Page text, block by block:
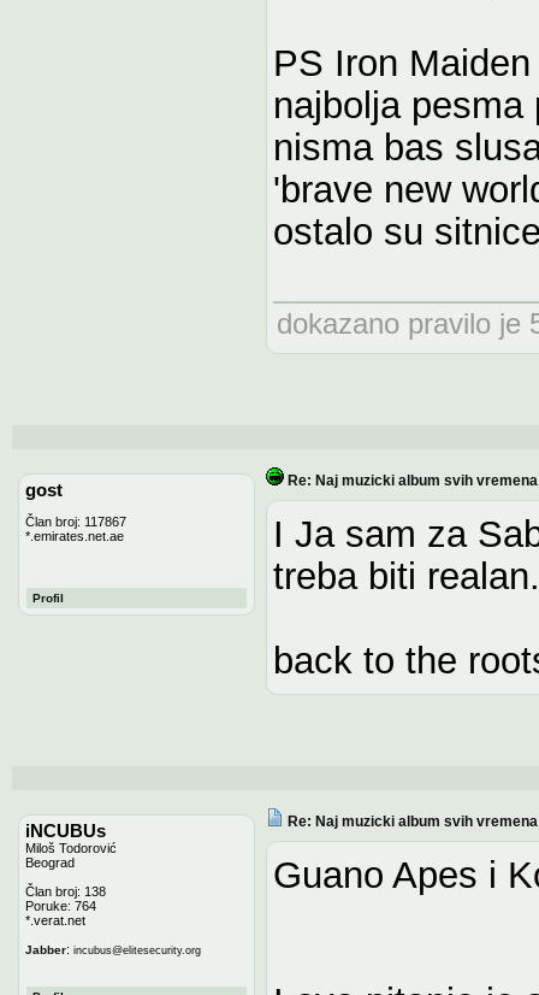
PS Iron
najbolja
nisma bas
'brave new
ostalo su
dokazano pravilo je
gost
Član broj: 117867
*.emirates.net.ae
Profil
Re: Naj muzicki album svih vremena
I Ja sam za
treba biti realan.
back to the
iNCUBUs
Miloš Todorović
Beograd
Član broj: 138
Poruke: 764
*.verat.net
Jabber: incubus@elitesecurity.org
Re: Naj muzicki album svih vremena
Guano Apes i